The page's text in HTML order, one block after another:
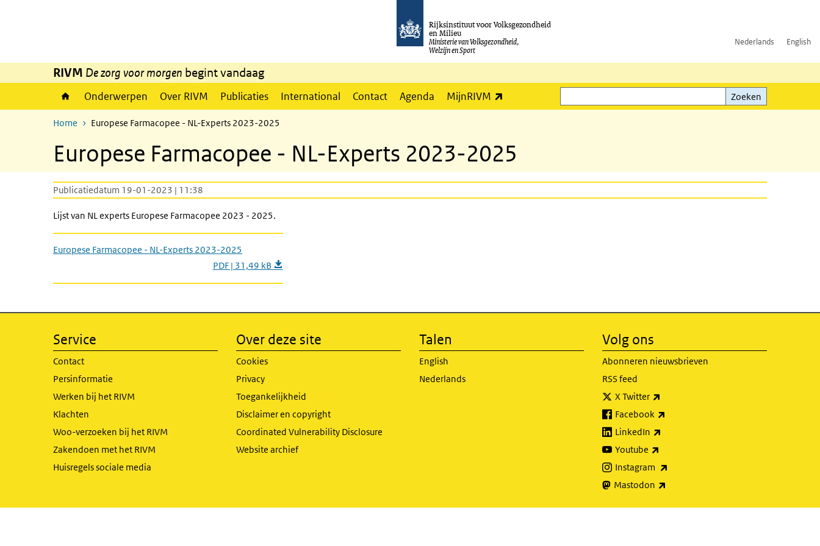
Rijksinstituut voor Volksgezondheid
en Milieu
Ministerie van Volksgezondheid,
Welzijn en Sport
Nederlands English
RIVM De zorg voor morgen begint vandaag
Onderwerpen Over RIVM Publicaties International Contact Agenda MijnRIVM
Zoeken
Zoeken
Home Europese Farmacopee - NL-Experts 2023-2025
Europese Farmacopee - NL-Experts 2023-2025
Publicatiedatum 19-01-2023 | 11:38
Lijst van NL experts Europese Farmacopee 2023 - 2025.
Europese Farmacopee - NL-Experts 2023-2025
PDF | 31,49 kB
Service
Contact
Persinformatie
Werken bij het RIVM
Klachten
Woo-verzoeken bij het RIVM
Zakendoen met het RIVM
Huisregels sociale media
Over deze site
Cookies
Privacy
Toegankelijkheid
Disclaimer en copyright
Coordinated Vulnerability Disclosure
Website archief
Talen
English
Nederlands
Volg ons
Abonneren nieuwsbrieven
RSS feed
X Twitter
Facebook
LinkedIn
Youtube
Instagram
Mastodon